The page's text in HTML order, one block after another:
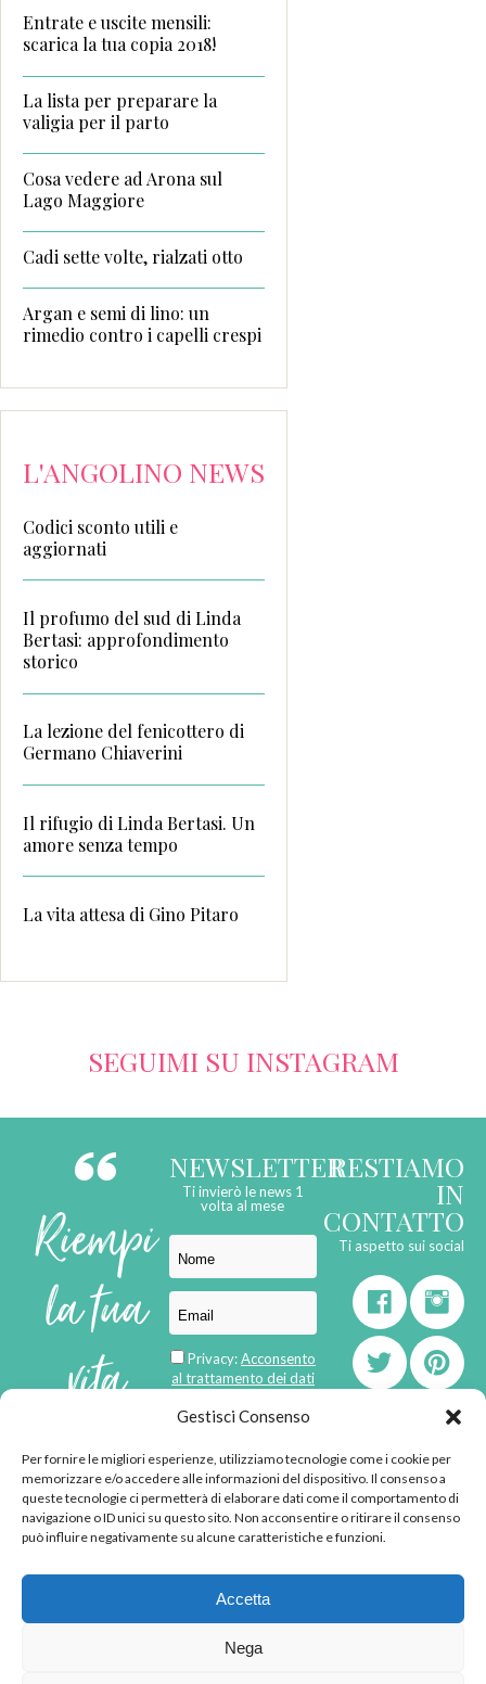
Gestisci Consenso
Per fornire le migliori esperienze, utilizziamo tecnologie come i cookie per
memorizzare e/o accedere alle informazioni del dispositivo. Il consenso a
queste tecnologie ci permetterà di elaborare dati come il comportamento di
navigazione o ID unici su questo sito. Non acconsentire o ritirare il consenso
può influire negativamente su alcune caratteristiche e funzioni.
Accetta
Nega
Entrate e uscite mensili:
scarica la tua copia 2018!
La lista per preparare la
valigia per il parto
Cosa vedere ad Arona sul
Lago Maggiore
Cadi sette volte, rialzati otto
Argan e semi di lino: un
rimedio contro i capelli crespi
L'ANGOLINO NEWS
Codici sconto utili e
aggiornati
Il profumo del sud di Linda
Bertasi: approfondimento
storico
La lezione del fenicottero di
Germano Chiaverini
Il rifugio di Linda Bertasi. Un
amore senza tempo
La vita attesa di Gino Pitaro
SEGUIMI SU INSTAGRAM
Riempi
la tua
vita
di
emozioni
NEWSLETTER
Ti invierò le news 1
volta al mese
Privacy:Acconsento
al trattamento dei dati
RESTIAMO
IN
CONTATTO
Ti aspetto sui social
born inMaMaStudiOs